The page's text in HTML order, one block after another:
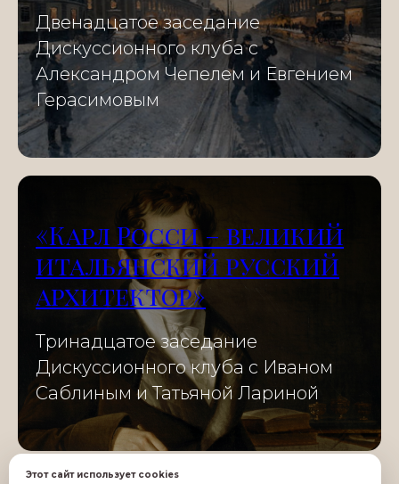
Этот сайт использует cookies
Двенадцатое заседание
Дискуссионного клуба с
Александром Чепелем и Евгением
Герасимовым
«Карл Росси – великий
итальянский русский
архитектор»
Тринадцатое заседание
Дискуссионного клуба с Иваном
Саблиным и Татьяной Лариной